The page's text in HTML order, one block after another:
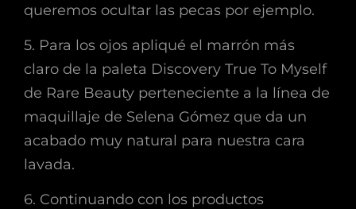
queremos ocultar las pecas por ejemplo.
5. Para los ojos apliqué el marrón más
claro de la paleta Discovery True To Myself
de Rare Beauty perteneciente a la línea de
maquillaje de Selena Gómez que da un
acabado muy natural para nuestra cara
lavada.
6. Continuando con los productos